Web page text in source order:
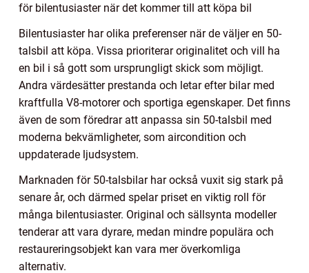
för bilentusiaster när det kommer till att köpa bil
Bilentusiaster har olika preferenser när de väljer en 50-
talsbil att köpa. Vissa prioriterar originalitet och vill ha
en bil i så gott som ursprungligt skick som möjligt.
Andra värdesätter prestanda och letar efter bilar med
kraftfulla V8-motorer och sportiga egenskaper. Det finns
även de som föredrar att anpassa sin 50-talsbil med
moderna bekvämligheter, som aircondition och
uppdaterade ljudsystem.
Marknaden för 50-talsbilar har också vuxit sig stark på
senare år, och därmed spelar priset en viktig roll för
många bilentusiaster. Original och sällsynta modeller
tenderar att vara dyrare, medan mindre populära och
restaureringsobjekt kan vara mer överkomliga
alternativ.